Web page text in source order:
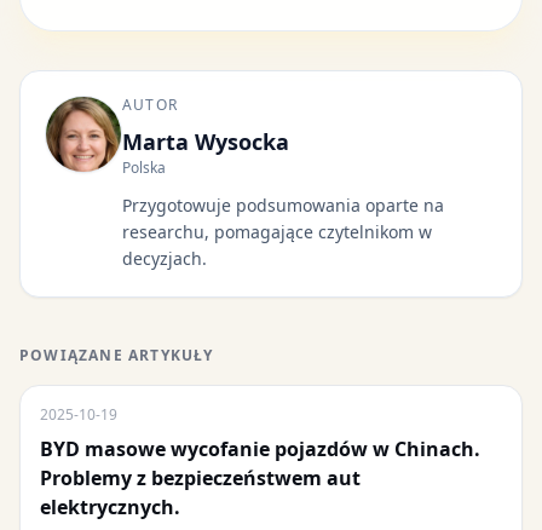
AUTOR
Marta Wysocka
Polska
Przygotowuje podsumowania oparte na
researchu, pomagające czytelnikom w
decyzjach.
POWIĄZANE ARTYKUŁY
2025-10-19
BYD masowe wycofanie pojazdów w Chinach.
Problemy z bezpieczeństwem aut
elektrycznych.